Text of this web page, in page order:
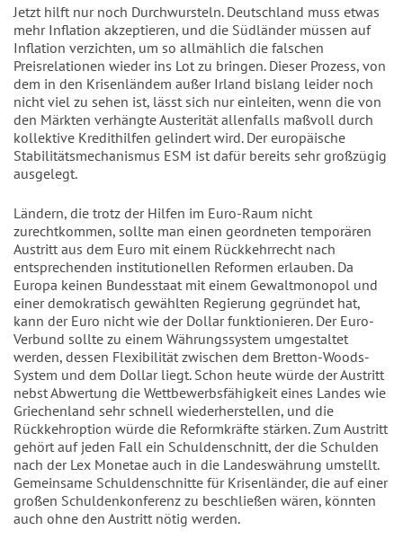
Jetzt hilft nur noch Durchwursteln. Deutschland muss etwas
mehr Inflation akzeptieren, und die Südländer müssen auf
Inflation verzichten, um so allmählich die falschen
Preisrelationen wieder ins Lot zu bringen. Dieser Prozess, von
dem in den Krisenländem außer Irland bislang leider noch
nicht viel zu sehen ist, lässt sich nur einleiten, wenn die von
den Märkten verhängte Austerität allenfalls maßvoll durch
kollektive Kredithilfen gelindert wird. Der europäische
Stabilitätsmechanismus ESM ist dafür bereits sehr großzügig
ausgelegt.
Ländern, die trotz der Hilfen im Euro-Raum nicht
zurechtkommen, sollte man einen geordneten temporären
Austritt aus dem Euro mit einem Rückkehrrecht nach
entsprechenden institutionellen Reformen erlauben. Da
Europa keinen Bundesstaat mit einem Gewaltmonopol und
einer demokratisch gewählten Regierung gegründet hat,
kann der Euro nicht wie der Dollar funktionieren. Der Euro-
Verbund sollte zu einem Währungssystem umgestaltet
werden, dessen Flexibilität zwischen dem Bretton-Woods-
System und dem Dollar liegt. Schon heute würde der Austritt
nebst Abwertung die Wettbewerbsfähigkeit eines Landes wie
Griechenland sehr schnell wiederherstellen, und die
Rückkehroption würde die Reformkräfte stärken. Zum Austritt
gehört auf jeden Fall ein Schuldenschnitt, der die Schulden
nach der Lex Monetae auch in die Landeswährung umstellt.
Gemeinsame Schuldenschnitte für Krisenländer, die auf einer
großen Schuldenkonferenz zu beschließen wären, könnten
auch ohne den Austritt nötig werden.